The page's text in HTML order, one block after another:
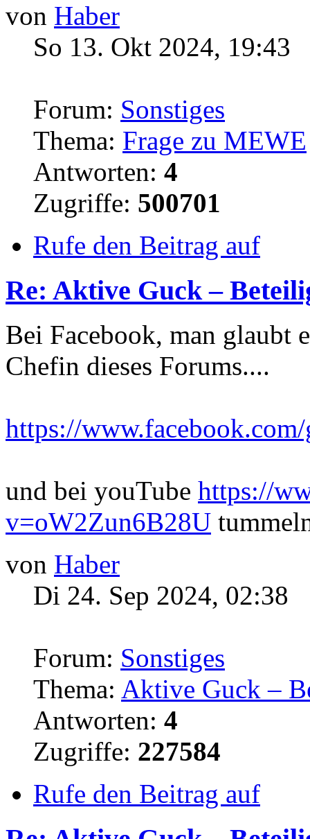
von Haber
So 13. Okt 2024, 19:43
Forum: Sonstiges
Thema: Frage zu MEWE
Antworten: 4
Zugriffe: 500701
Rufe den Beitrag auf
Re: Aktive Guck –
Bei Facebook, man glaubt
Chefin dieses Forums....
https://
und bei youTube https://
v=oW2Zun6B28U
von Haber
Di 24. Sep 2024, 02:38
Forum: Sonstiges
Thema: Aktive Guck –
Antworten: 4
Zugriffe: 227584
Rufe den Beitrag auf